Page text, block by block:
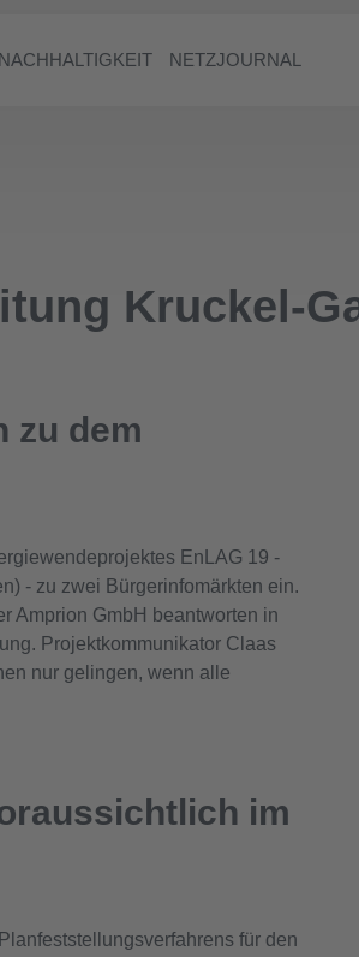
NACHHALTIGKEIT NETZJOURNAL
Kruckel-
zu dem
EnLAG 19 -
- zu zwei Bürgerinfomärkten ein.
Amprion GmbH beantworten in
Projektkommunikator Claas
nur gelingen, wenn alle
im
für den